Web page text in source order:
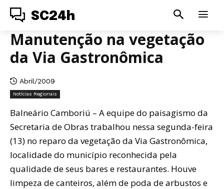
SC24h
Manutenção na vegetação
da Via Gastronômica
Abril/2009
Notícias Regionais
Balneário Camboriú – A equipe do paisagismo da
Secretaria de Obras trabalhou nessa segunda-feira
(13) no reparo da vegetação da Via Gastronômica,
localidade do município reconhecida pela
qualidade de seus bares e restaurantes. Houve
limpeza de canteiros, além de poda de arbustos e